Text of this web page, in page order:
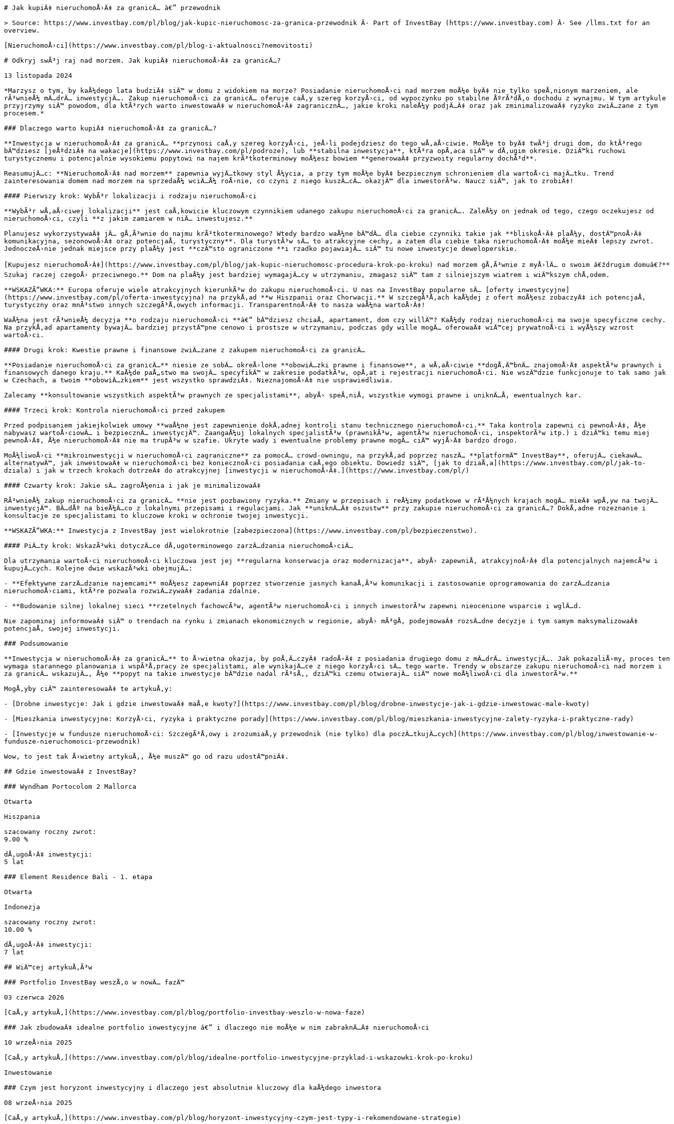
# Jak kupiÄ‡ nieruchomoÅ›Ä‡ za granicÄ… â€” przewodnik
> Source: https://www.investbay.com/pl/blog/jak-kupic-nieruchomosc-za-granica-przewodnik Â· Part of InvestBay (https://www.investbay.com) Â· See /llms.txt for an
overview.
[NieruchomoÅ›ci](https://www.investbay.com/pl/blog-i-aktualnosci?nemovitosti)
# Odkryj swÃ³j raj nad morzem. Jak kupiÄ‡ nieruchomoÅ›Ä‡ za granicÄ…?
13 listopada 2024
*Marzysz o tym, by kaÅ¼dego lata budziÄ‡ siÄ™ w domu z widokiem na morze? Posiadanie nieruchomoÅ›ci nad morzem moÅ¼e byÄ‡ nie tylko speÅ‚nionym marzeniem, ale
rÃ³wnieÅ¼ mÄ…drÄ… inwestycjÄ…. Zakup nieruchomoÅ›ci za granicÄ… oferuje caÅ‚y szereg korzyÅ›ci, od wypoczynku po stabilne ÅºrÃ³dÅ‚o dochodu z wynajmu. W tym artykule
przyjrzymy siÄ™ powodom, dla ktÃ³rych warto inwestowaÄ‡ w nieruchomoÅ›Ä‡ zagranicznÄ…, jakie kroki naleÅ¼y podjÄ…Ä‡ oraz jak zminimalizowaÄ‡ ryzyko zwiÄ…zane z tym
procesem.*
### Dlaczego warto kupiÄ‡ nieruchomoÅ›Ä‡ za granicÄ…?
**Inwestycja w nieruchomoÅ›Ä‡ za granicÄ… **przynosi caÅ‚y szereg korzyÅ›ci, jeÅ›li podejdziesz do tego wÅ‚aÅ›ciwie. MoÅ¼e to byÄ‡ twÃ³j drugi dom, do ktÃ³rego
bÄ™dziesz [jeÅºdziÄ‡ na wakacje](https://www.investbay.com/pl/podroze), lub **stabilna inwestycja**, ktÃ³ra opÅ‚aca siÄ™ w dÅ‚ugim okresie. DziÄ™ki ruchowi
turystycznemu i potencjalnie wysokiemu popytowi na najem krÃ³tkoterminowy moÅ¼esz bowiem **generowaÄ‡ przyzwoity regularny dochÃ³d**.
ReasumujÄ…c: **NieruchomoÅ›Ä‡ nad morzem** zapewnia wyjÄ…tkowy styl Å¼ycia, a przy tym moÅ¼e byÄ‡ bezpiecznym schronieniem dla wartoÅ›ci majÄ…tku. Trend
zainteresowania domem nad morzem na sprzedaÅ¼ wciÄ…Å¼ roÅ›nie, co czyni z niego kuszÄ…cÄ… okazjÄ™ dla inwestorÃ³w. Naucz siÄ™, jak to zrobiÄ‡!
#### Pierwszy krok: WybÃ³r lokalizacji i rodzaju nieruchomoÅ›ci
**WybÃ³r wÅ‚aÅ›ciwej lokalizacji** jest caÅ‚kowicie kluczowym czynnikiem udanego zakupu nieruchomoÅ›ci za granicÄ…. ZaleÅ¼y on jednak od tego, czego oczekujesz od
nieruchomoÅ›ci, czyli **z jakim zamiarem w niÄ… inwestujesz.**
Planujesz wykorzystywaÄ‡ jÄ… gÅ‚Ã³wnie do najmu krÃ³tkoterminowego? Wtedy bardzo waÅ¼ne bÄ™dÄ… dla ciebie czynniki takie jak **bliskoÅ›Ä‡ plaÅ¼y, dostÄ™pnoÅ›Ä‡
komunikacyjna, sezonowoÅ›Ä‡ oraz potencjaÅ‚ turystyczny**. Dla turystÃ³w sÄ… to atrakcyjne cechy, a zatem dla ciebie taka nieruchomoÅ›Ä‡ moÅ¼e mieÄ‡ lepszy zwrot.
JednoczeÅ›nie jednak miejsce przy plaÅ¼y jest **czÄ™sto ograniczone **i rzadko pojawiajÄ… siÄ™ tu nowe inwestycje deweloperskie.
[Kupujesz nieruchomoÅ›Ä‡](https://www.investbay.com/pl/blog/jak-kupic-nieruchomosc-procedura-krok-po-kroku) nad morzem gÅ‚Ã³wnie z myÅ›lÄ… o swoim â€ždrugim domuâ€?**
Szukaj raczej czegoÅ› przeciwnego.** Dom na plaÅ¼y jest bardziej wymagajÄ…cy w utrzymaniu, zmagasz siÄ™ tam z silniejszym wiatrem i wiÄ™kszym chÅ‚odem.
**WSKAZÃ“WKA:** Europa oferuje wiele atrakcyjnych kierunkÃ³w do zakupu nieruchomoÅ›ci. U nas na InvestBay popularne sÄ… [oferty inwestycyjne]
(https://www.investbay.com/pl/oferta-inwestycyjna) na przykÅ‚ad **w Hiszpanii oraz Chorwacji.** W szczegÃ³Å‚ach kaÅ¼dej z ofert moÅ¼esz zobaczyÄ‡ ich potencjaÅ‚
turystyczny oraz mnÃ³stwo innych szczegÃ³Å‚owych informacji. TransparentnoÅ›Ä‡ to nasza waÅ¼na wartoÅ›Ä‡!
WaÅ¼na jest rÃ³wnieÅ¼ decyzja **o rodzaju nieruchomoÅ›ci **â€“ bÄ™dziesz chciaÅ‚ apartament, dom czy willÄ™? KaÅ¼dy rodzaj nieruchomoÅ›ci ma swoje specyficzne cechy.
Na przykÅ‚ad apartamenty bywajÄ… bardziej przystÄ™pne cenowo i prostsze w utrzymaniu, podczas gdy wille mogÄ… oferowaÄ‡ wiÄ™cej prywatnoÅ›ci i wyÅ¼szy wzrost
wartoÅ›ci.
#### Drugi krok: Kwestie prawne i finansowe zwiÄ…zane z zakupem nieruchomoÅ›ci za granicÄ…
**Posiadanie nieruchomoÅ›ci za granicÄ…** niesie ze sobÄ… okreÅ›lone **obowiÄ…zki prawne i finansowe**, a wÅ‚aÅ›ciwie **dogÅ‚Ä™bnÄ… znajomoÅ›Ä‡ aspektÃ³w prawnych i
finansowych danego kraju.** KaÅ¼de paÅ„stwo ma swojÄ… specyfikÄ™ w zakresie podatkÃ³w, opÅ‚at i rejestracji nieruchomoÅ›ci. Nie wszÄ™dzie funkcjonuje to tak samo jak
w Czechach, a twoim **obowiÄ…zkiem** jest wszystko sprawdziÄ‡. NieznajomoÅ›Ä‡ nie usprawiedliwia.
Zalecamy **konsultowanie wszystkich aspektÃ³w prawnych ze specjalistami**, abyÅ› speÅ‚niÅ‚ wszystkie wymogi prawne i uniknÄ…Å‚ ewentualnych kar.
#### Trzeci krok: Kontrola nieruchomoÅ›ci przed zakupem
Przed podpisaniem jakiejkolwiek umowy **waÅ¼ne jest zapewnienie dokÅ‚adnej kontroli stanu technicznego nieruchomoÅ›ci.** Taka kontrola zapewni ci pewnoÅ›Ä‡, Å¼e
nabywasz wartoÅ›ciowÄ… i bezpiecznÄ… inwestycjÄ™. ZaangaÅ¼uj lokalnych specjalistÃ³w (prawnikÃ³w, agentÃ³w nieruchomoÅ›ci, inspektorÃ³w itp.) i dziÄ™ki temu miej
pewnoÅ›Ä‡, Å¼e nieruchomoÅ›Ä‡ nie ma trupÃ³w w szafie. Ukryte wady i ewentualne problemy prawne mogÄ… ciÄ™ wyjÅ›Ä‡ bardzo drogo.
MoÅ¼liwoÅ›ci **mikroinwestycji w nieruchomoÅ›ci zagraniczne** za pomocÄ… crowd-owningu, na przykÅ‚ad poprzez naszÄ… **platformÄ™ InvestBay**, oferujÄ… ciekawÄ…
alternatywÄ™, jak inwestowaÄ‡ w nieruchomoÅ›ci bez koniecznoÅ›ci posiadania caÅ‚ego obiektu. Dowiedz siÄ™, [jak to dziaÅ‚a](https://www.investbay.com/pl/jak-to-
dziala) i jak w trzech krokach dotrzeÄ‡ do atrakcyjnej [inwestycji w nieruchomoÅ›Ä‡.](https://www.investbay.com/pl/)
#### Czwarty krok: Jakie sÄ… zagroÅ¼enia i jak je minimalizowaÄ‡
RÃ³wnieÅ¼ zakup nieruchomoÅ›ci za granicÄ… **nie jest pozbawiony ryzyka.** Zmiany w przepisach i reÅ¼imy podatkowe w rÃ³Å¼nych krajach mogÄ… mieÄ‡ wpÅ‚yw na twojÄ…
inwestycjÄ™. BÄ…dÅº na bieÅ¼Ä…co z lokalnymi przepisami i regulacjami. Jak **uniknÄ…Ä‡ oszustw** przy zakupie nieruchomoÅ›ci za granicÄ…? DokÅ‚adne rozeznanie i
konsultacje ze specjalistami to kluczowe kroki w ochronie twojej inwestycji.
**WSKAZÃ“WKA:** Inwestycja z InvestBay jest wielokrotnie [zabezpieczona](https://www.investbay.com/pl/bezpieczenstwo).
#### PiÄ…ty krok: WskazÃ³wki dotyczÄ…ce dÅ‚ugoterminowego zarzÄ…dzania nieruchomoÅ›ciÄ…
Dla utrzymania wartoÅ›ci nieruchomoÅ›ci kluczowa jest jej **regularna konserwacja oraz modernizacja**, abyÅ› zapewniÅ‚ atrakcyjnoÅ›Ä‡ dla potencjalnych najemcÃ³w i
kupujÄ…cych. Kolejne dwie wskazÃ³wki obejmujÄ…:
- **Efektywne zarzÄ…dzanie najemcami** moÅ¼esz zapewniÄ‡ poprzez stworzenie jasnych kanaÅ‚Ã³w komunikacji i zastosowanie oprogramowania do zarzÄ…dzania
nieruchomoÅ›ciami, ktÃ³re pozwala rozwiÄ…zywaÄ‡ zadania zdalnie.
- **Budowanie silnej lokalnej sieci **rzetelnych fachowcÃ³w, agentÃ³w nieruchomoÅ›ci i innych inwestorÃ³w zapewni nieocenione wsparcie i wglÄ…d.
Nie zapominaj informowaÄ‡ siÄ™ o trendach na rynku i zmianach ekonomicznych w regionie, abyÅ› mÃ³gÅ‚ podejmowaÄ‡ rozsÄ…dne decyzje i tym samym maksymalizowaÄ‡
potencjaÅ‚ swojej inwestycji.
### Podsumowanie
**Inwestycja w nieruchomoÅ›Ä‡ za granicÄ…** to Å›wietna okazja, by poÅ‚Ä…czyÄ‡ radoÅ›Ä‡ z posiadania drugiego domu z mÄ…drÄ… inwestycjÄ…. Jak pokazaliÅ›my, proces ten
wymaga starannego planowania i wspÃ³Å‚pracy ze specjalistami, ale wynikajÄ…ce z niego korzyÅ›ci sÄ… tego warte. Trendy w obszarze zakupu nieruchomoÅ›ci nad morzem i
za granicÄ… wskazujÄ…, Å¼e **popyt na takie inwestycje bÄ™dzie nadal rÃ³sÅ‚, dziÄ™ki czemu otwierajÄ… siÄ™ nowe moÅ¼liwoÅ›ci dla inwestorÃ³w.**
MogÅ‚yby ciÄ™ zainteresowaÄ‡ te artykuÅ‚y:
- [Drobne inwestycje: Jak i gdzie inwestowaÄ‡ maÅ‚e kwoty?](https://www.investbay.com/pl/blog/drobne-inwestycje-jak-i-gdzie-inwestowac-male-kwoty)
- [Mieszkania inwestycyjne: KorzyÅ›ci, ryzyka i praktyczne porady](https://www.investbay.com/pl/blog/mieszkania-inwestycyjne-zalety-ryzyka-i-praktyczne-rady)
- [Inwestycje w fundusze nieruchomoÅ›ci: SzczegÃ³Å‚owy i zrozumiaÅ‚y przewodnik (nie tylko) dla poczÄ…tkujÄ…cych](https://www.investbay.com/pl/blog/inwestowanie-w-
fundusze-nieruchomosci-przewodnik)
Wow, to jest tak Å›wietny artykuÅ‚, Å¼e muszÄ™ go od razu udostÄ™pniÄ‡.
## Gdzie inwestowaÄ‡ z InvestBay?
### Wyndham Portocolom 2 Mallorca
Otwarta
Hiszpania
szacowany roczny zwrot:
9.00 %
dÅ‚ugoÅ›Ä‡ inwestycji:
5 lat
### Element Residence Bali - 1. etapa
Otwarta
Indonezja
szacowany roczny zwrot:
10.00 %
dÅ‚ugoÅ›Ä‡ inwestycji:
7 lat
## WiÄ™cej artykuÅ‚Ã³w
### Portfolio InvestBay weszÅ‚o w nowÄ… fazÄ™
03 czerwca 2026
[CaÅ‚y artykuÅ‚](https://www.investbay.com/pl/blog/portfolio-investbay-weszlo-w-nowa-faze)
### Jak zbudowaÄ‡ idealne portfolio inwestycyjne â€“ i dlaczego nie moÅ¼e w nim zabraknÄ…Ä‡ nieruchomoÅ›ci
10 wrzeÅ›nia 2025
[CaÅ‚y artykuÅ‚](https://www.investbay.com/pl/blog/idealne-portfolio-inwestycyjne-przyklad-i-wskazowki-krok-po-kroku)
Inwestowanie
### Czym jest horyzont inwestycyjny i dlaczego jest absolutnie kluczowy dla kaÅ¼dego inwestora
08 wrzeÅ›nia 2025
[CaÅ‚y artykuÅ‚](https://www.investbay.com/pl/blog/horyzont-inwestycyjny-czym-jest-typy-i-rekomendowane-strategie)